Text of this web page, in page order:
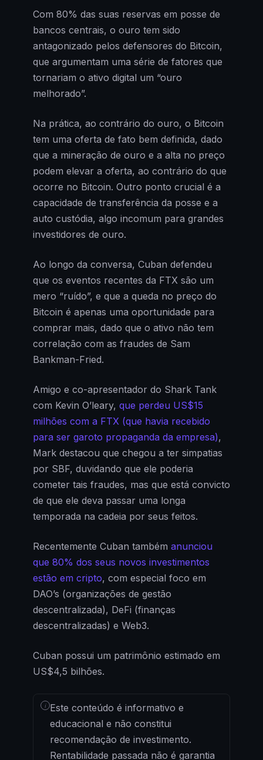
Com 80% das suas reservas em posse de
bancos centrais, o ouro tem sido
antagonizado pelos defensores do Bitcoin,
que argumentam uma série de fatores que
tornariam o ativo digital um “ouro
melhorado”.
Na prática, ao contrário do ouro, o Bitcoin
tem uma oferta de fato bem definida, dado
que a mineração de ouro e a alta no preço
podem elevar a oferta, ao contrário do que
ocorre no Bitcoin. Outro ponto crucial é a
capacidade de transferência da posse e a
auto custódia, algo incomum para grandes
investidores de ouro.
Ao longo da conversa, Cuban defendeu
que os eventos recentes da FTX são um
mero “ruído”, e que a queda no preço do
Bitcoin é apenas uma oportunidade para
comprar mais, dado que o ativo não tem
correlação com as fraudes de Sam
Bankman-Fried.
Amigo e co-apresentador do Shark Tank
com Kevin O’leary, que perdeu US$15
milhões com a FTX (que havia recebido
para ser garoto propaganda da empresa),
Mark destacou que chegou a ter simpatias
por SBF, duvidando que ele poderia
cometer tais fraudes, mas que está convicto
de que ele deva passar uma longa
temporada na cadeia por seus feitos.
Recentemente Cuban também anunciou
que 80% dos seus novos investimentos
estão em cripto, com especial foco em
DAO’s (organizações de gestão
descentralizada), DeFi (finanças
descentralizadas) e Web3.
Cuban possui um patrimônio estimado em
US$4,5 bilhões.
i Este conteúdo é informativo e
educacional e não constitui
recomendação de investimento.
Rentabilidade passada não é garantia